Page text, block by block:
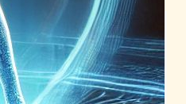
アプリの進化と倫理的
高度なマッチング技術
ュリティ強化の未来
知能）ニュース｜
ジーと社会ニュース